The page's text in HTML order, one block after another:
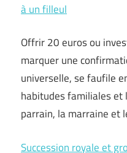
à un filleul
Offrir 20 euros ou
marquer une
universelle, se faufile
habitudes familiales et
parrain, la marraine et
Succession royale et